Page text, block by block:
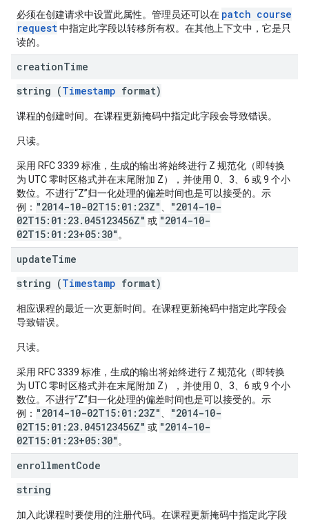
必须在创建请求中设置此属性。管理员还可以在 patch course
request中指定此字段以转移所有权。在其他上下文中，它是只
读的。
creationTime
string (Timestamp format)
课程的创建时间。在课程更新掩码中指定此字段会导致错误。
只读。
采用 RFC 3339 标准，生成的输出将始终进行 Z 规范化（即转换
为 UTC 零时区格式并在末尾附加 Z），并使用 0、3、6 或 9 个小
数位。不进行“Z”归一化处理的偏差时间也是可以接受的。示
例： "2014-10-02T15:01:23Z"
"2014-10-
02T15:01:23.045123456Z" 或 "2014-10-
02T15:01:23+05:30" 。
updateTime
string (Timestamp format)
相应课程的最近一次更新时间。在课程更新掩码中指定此字段会
导致错误。
只读。
采用 RFC 3339 标准，生成的输出将始终进行 Z 规范化（即转换
为 UTC 零时区格式并在末尾附加 Z），并使用 0、3、6 或 9 个小
数位。不进行“Z”归一化处理的偏差时间也是可以接受的。示
例： "2014-10-02T15:01:23Z"
"2014-10-
02T15:01:23.045123456Z" 或 "2014-10-
02T15:01:23+05:30" 。
enrollmentCode
string
加入此课程时要使用的注册代码。在课程更新掩码中指定此字段